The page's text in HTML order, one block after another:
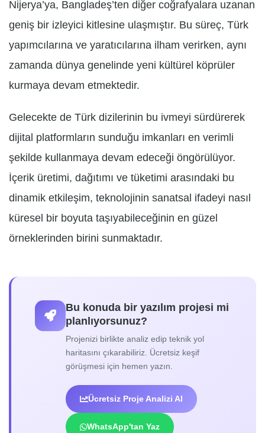
Nijerya’ya, Bangladeş’ten diğer coğrafyalara uzanan
geniş bir izleyici kitlesine ulaşmıştır. Bu süreç, Türk
yapımcılarına ve yaratıcılarına ilham verirken, aynı
zamanda dünya genelinde yeni kültürel köprüler
kurmaya devam etmektedir.
Gelecekte de Türk dizilerinin bu ivmeyi sürdürerek
dijital platformların sunduğu imkanları en verimli
şekilde kullanmaya devam edeceği öngörülüyor.
İçerik üretimi, dağıtımı ve tüketimi arasındaki bu
dinamik etkileşim, teknolojinin sanatsal ifadeyi nasıl
küresel bir boyuta taşıyabileceğinin en güzel
örneklerinden birini sunmaktadır.
Bu konuda bir yazılım projesi mi
planlıyorsunuz?
Projenizi birlikte analiz edip teknik yol
haritasını çıkarabiliriz. Ücretsiz keşif
görüşmesi için hemen yazın.
Ücretsiz Proje Analizi Al
WhatsApp'tan Yaz